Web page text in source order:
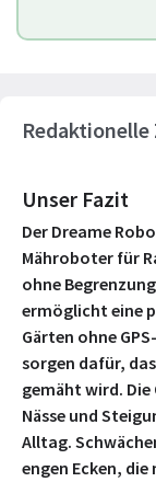
Unser Fazit
Der Dreame
Mähroboter für
ohne
ermöglicht eine
Gärten ohne
sorgen dafür,
gemäht wird.
Nässe und
Alltag.
engen Ecken,